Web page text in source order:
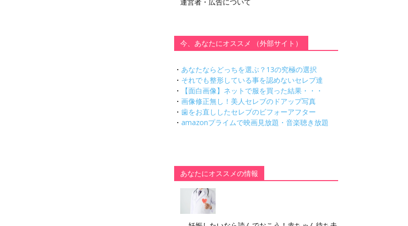
今、あなたにオススメ （外部サイト）
・ あなたならどっちを選ぶ？13の究極の選択
・ それでも整形している事を認めないセレブ達
・
【面白画像】ネットで服を買った結果・・・
・ 画像修正無し！美人セレブのドアップ写真
・ 歯をお直ししたセレブのビフォーアフター
・ amazonプライムで映画見放題・音楽聴き放題
あなたにオススメの情報